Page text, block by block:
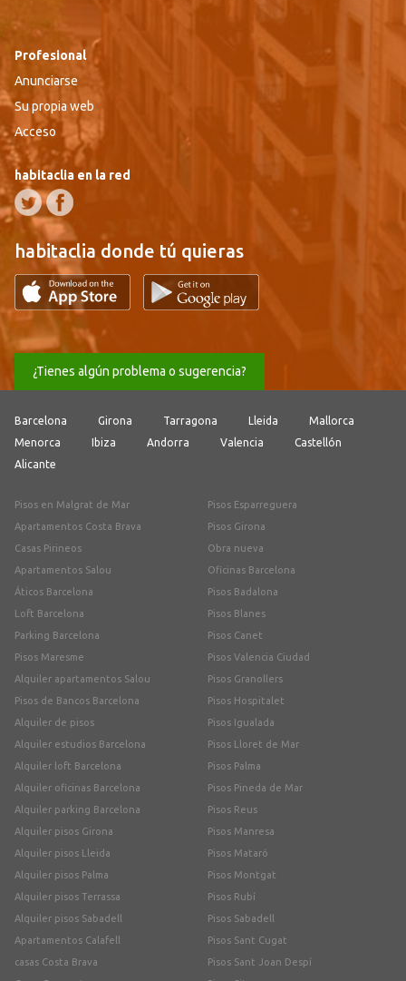
Profesional
Anunciarse
Su propia web
Acceso
habitaclia en la red
habitaclia donde tú quieras
¿Tienes algún problema o sugerencia?
Barcelona Girona Tarragona Lleida
Mallorca
Menorca
Ibiza Andorra Valencia
Castellón
Alicante
Pisos en Malgrat de Mar
Apartamentos Costa Brava
Casas Pirineos
Apartamentos Salou
Áticos Barcelona
Loft Barcelona
Parking Barcelona
Pisos Maresme
Alquiler apartamentos Salou
Pisos de Bancos Barcelona
Alquiler de pisos
Alquiler estudios Barcelona
Alquiler loft Barcelona
Alquiler oficinas Barcelona
Alquiler parking Barcelona
Alquiler pisos Girona
Alquiler pisos Lleida
Alquiler pisos Palma
Alquiler pisos Terrassa
Alquiler pisos Sabadell
Apartamentos Calafell
casas Costa Brava
Pisos Esparreguera
Pisos Girona
Obra nueva
Oficinas Barcelona
Pisos Badalona
Pisos Blanes
Pisos Canet
Pisos Valencia Ciudad
Pisos Granollers
Pisos Hospitalet
Pisos Igualada
Pisos Lloret de Mar
Pisos Palma
Pisos Pineda de Mar
Pisos Reus
Pisos Manresa
Pisos Mataró
Pisos Montgat
Pisos Rubí
Pisos Sabadell
Pisos Sant Cugat
Pisos Sant Joan Despí